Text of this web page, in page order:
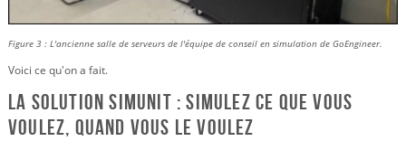
Figure 3 : L'ancienne salle de serveurs de l'équipe de conseil en simulation de GoEngineer.
Voici ce qu'on a fait.
La solution SimUnit : simulez ce que vous
voulez, quand vous le voulez